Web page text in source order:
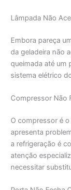
Lâmpada Não
Embora pareça
da geladeira não
queimada até um
sistema elétrico
Compressor Não
O compressor é
apresenta
a refrigeração é
atenção
necessitar